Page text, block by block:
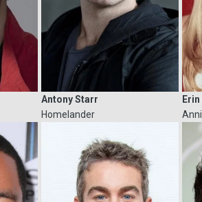
Antony Starr
Homelander